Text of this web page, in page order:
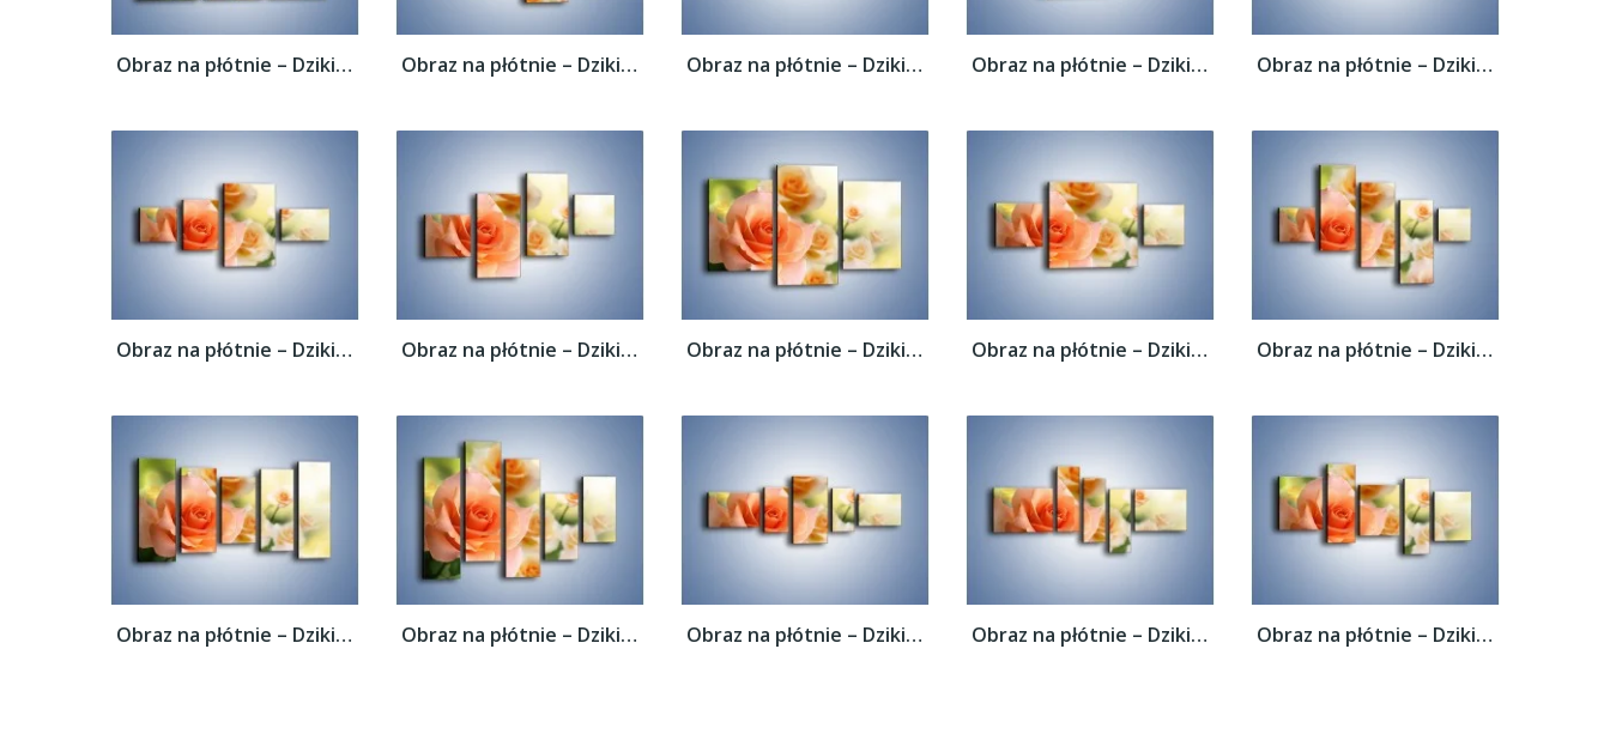
Obraz na płótnie – Dzikie róże w ogrodzie... Obraz na płótnie – Dzikie róże w ogrodzie... Obraz na płótnie – Dzikie róże w ogrodzie... Obraz na płótnie – Dzikie róże w ogrodzie... Obraz na płótnie – Dzikie róże w ogrodzie...
Obraz na płótnie – Dzikie róże w ogrodzie... Obraz na płótnie – Dzikie róże w ogrodzie... Obraz na płótnie – Dzikie róże w ogrodzie... Obraz na płótnie – Dzikie róże w ogrodzie... Obraz na płótnie – Dzikie róże w ogrodzie...
Obraz na płótnie – Dzikie róże w ogrodzie... Obraz na płótnie – Dzikie róże w ogrodzie... Obraz na płótnie – Dzikie róże w ogrodzie... Obraz na płótnie – Dzikie róże w ogrodzie... Obraz na płótnie – Dzikie róże w ogrodzie...